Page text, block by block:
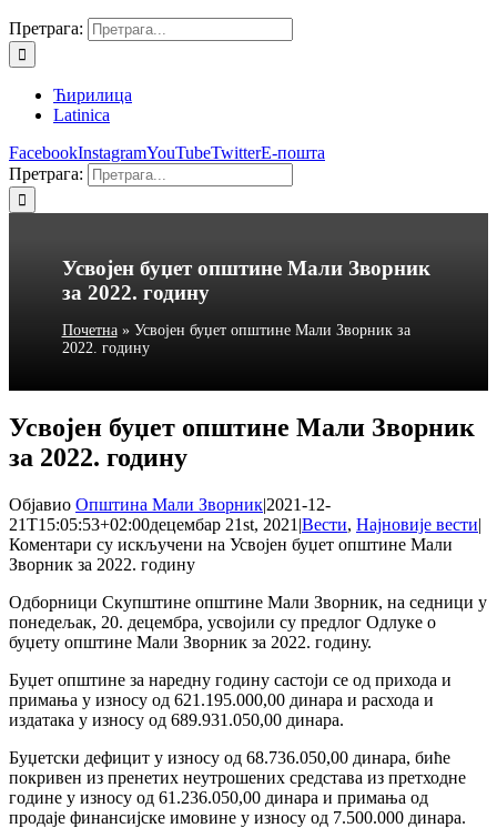
Претрага:
Ћирилица
Latinica
FacebookInstagramYouTubeTwitterЕ-пошта
Претрага:
Усвојен буџет општине Мали Зворник
за 2022. годину
Почетна» Усвојен буџет општине Мали Зворник за
2022. годину
Усвојен буџет општине Мали Зворник
за 2022. годину
Објавио Општина Мали Зворник|2021-12-
21T15:05:53+02:00децембар 21st, 2021 |Вести, Најновије вести|
Коментари су искључени на Усвојен буџет општине Мали
Зворник за 2022. годину
Одборници Скупштине општине Мали Зворник, на седници у
понедељак, 20. децембра, усвојили су предлог Одлуке о
буџету општине Мали Зворник за 2022. годину.
Буџет општине за наредну годину састоји се од прихода и
примања у износу од 621.195.000,00 динара и расхода и
издатака у износу од 689.931.050,00 динара.
Буџетски дефицит у износу од 68.736.050,00 динара, биће
покривен из пренетих неутрошених средстава из претходне
године у износу од 61.236.050,00 динара и примања од
продаје финансијске имовине у износу од 7.500.000 динара.